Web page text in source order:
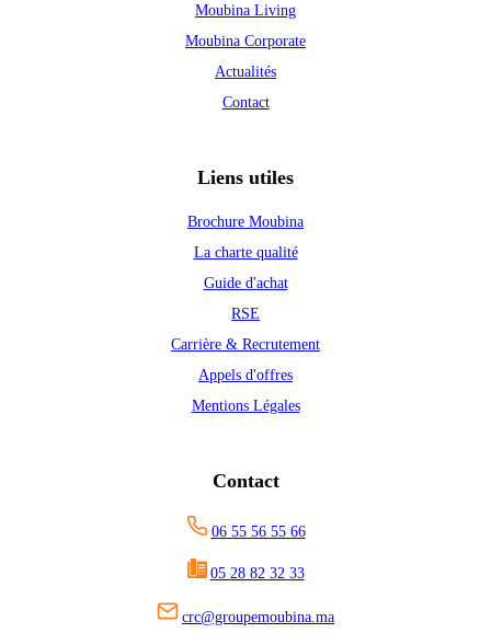
Moubina Living
Moubina Corporate
Actualités
Contact
Liens utiles
Brochure Moubina
La charte qualité
Guide d'achat
RSE
Carrière & Recrutement
Appels d'offres
Mentions Légales
Contact
06 55 56 55 66
05 28 82 32 33
crc@groupemoubina.ma